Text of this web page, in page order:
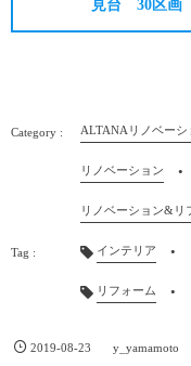
見台 30区
ALTANAリノベーシ
リノベーション
リノベーション&リ
インテリア
リフォーム
2019-08-23 y_yamamoto